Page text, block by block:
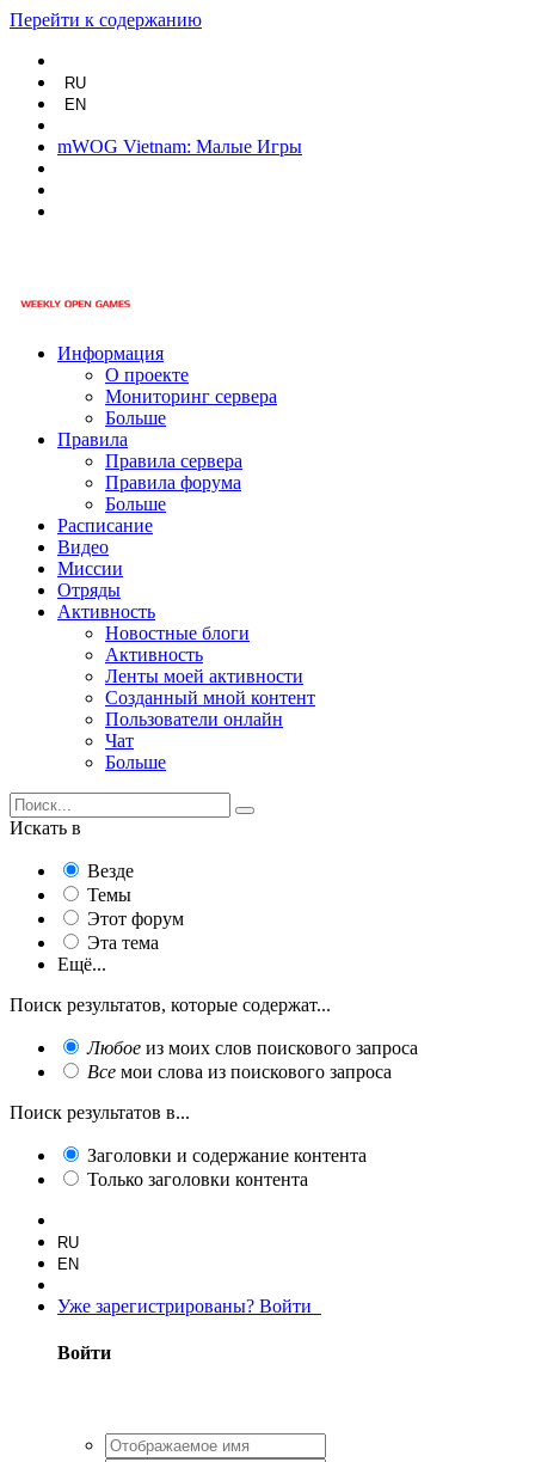
Перейти к содержанию
RU
EN
mWOG Vietnam: Малые Игры
Информация
О проекте
Мониторинг сервера
Больше
Правила
Правила сервера
Правила форума
Больше
Расписание
Видео
Миссии
Отряды
Активность
Новостные блоги
Активность
Ленты моей активности
Созданный мной контент
Пользователи онлайн
Чат
Больше
Искать в
Везде
Темы
Этот форум
Эта тема
Ещё...
Поиск результатов, которые содержат...
Любое из моих слов поискового запроса
Все мои слова из поискового запроса
Поиск результатов в...
Заголовки и содержание контента
Только заголовки контента
RU
EN
Уже зарегистрированы? Войти
Войти